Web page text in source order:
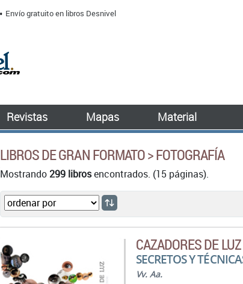
Envío gratuito en libros Desnivel
Revistas Mapas Material
LIBROS DE GRAN FORMATO > FOTOGRAFÍA
Mostrando 299 librosencontrados. (15 páginas).
CAZADORES DE LUZ
SECRETOS Y
Vv. Aa.